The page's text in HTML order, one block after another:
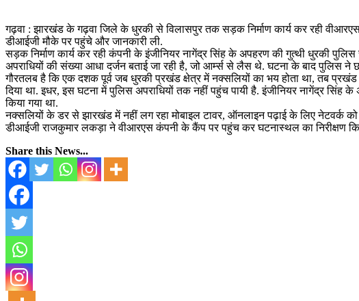
गढ़वा : झारखंड के गढ़वा जिले के धुरकी से विलासपुर तक सड़क निर्माण कार्य कर रही
डीआईजी मौके पर पहुंचे और जानकारी ली.
सड़क निर्माण कार्य कर रही कंपनी के इंजीनियर नागेंद्र सिंह के अपहरण की गुत्थी धुरकी
अपराधियों की संख्या आधा दर्जन बताई जा रही है, जो आर्म्स से लैस थे. घटना के बाद पुलिस ने
गौरतलब है कि एक दशक पूर्व जब धुरकी प्रखंड क्षेत्र में नक्सलियों का भय होता था, तब
दिया था. इधर, इस घटना में पुलिस अपराधियों तक नहीं पहुंच पायी है. इंजीनियर नागेंद्र सिंह
किया गया था.
नक्सलियों के डर से झारखंड में नहीं लग रहा मोबाइल टावर, ऑनलाइन पढ़ाई के लिए नेटवर्क
डीआईजी राजकुमार लकड़ा ने वीआरएस कंपनी के कैंप पर पहुंच कर घटनास्थल का निरीक्षण
Share this News...